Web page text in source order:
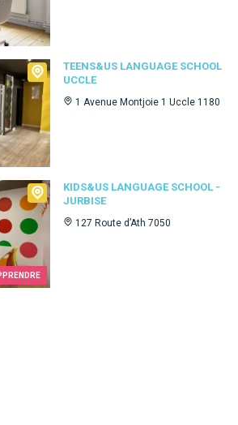
TEENS&US LANGUAGE SCHOOL
UCCLE
1 Avenue Montjoie 1 Uccle 1180
school Uccle
KIDS&US LANGUAGE SCHOOL -
JURBISE
127 Route d’Ath 7050
- Jurbise